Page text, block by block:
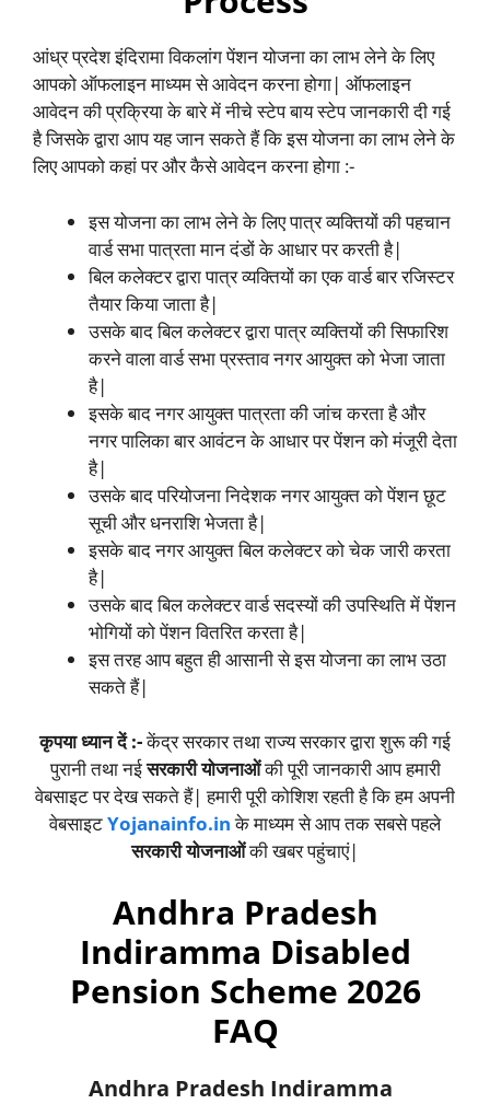
आंध्र प्रदेश इंदिरामा विकलांग पेंशन योजना का लाभ लेने के लिए
आपको ऑफलाइन माध्यम से आवेदन करना होगा| ऑफलाइन
आवेदन की प्रक्रिया के बारे में नीचे स्टेप बाय स्टेप जानकारी दी गई
है जिसके द्वारा आप यह जान सकते हैं कि इस योजना का लाभ लेने के
लिए आपको कहां पर और कैसे आवेदन करना होगा :-
इस योजना का लाभ लेने के लिए पात्र व्यक्तियों की पहचान
वार्ड सभा पात्रता मान दंडों के आधार पर करती है|
बिल कलेक्टर द्वारा पात्र व्यक्तियों का एक वार्ड बार रजिस्टर
तैयार किया जाता है|
उसके बाद बिल कलेक्टर द्वारा पात्र व्यक्तियों की सिफारिश
करने वाला वार्ड सभा प्रस्ताव नगर आयुक्त को भेजा जाता
है|
इसके बाद नगर आयुक्त पात्रता की जांच करता है और
नगर पालिका बार आवंटन के आधार पर पेंशन को मंजूरी देता
है|
उसके बाद परियोजना निदेशक नगर आयुक्त को पेंशन छूट
सूची और धनराशि भेजता है|
इसके बाद नगर आयुक्त बिल कलेक्टर को चेक जारी करता
है|
उसके बाद बिल कलेक्टर वार्ड सदस्यों की उपस्थिति में पेंशन
भोगियों को पेंशन वितरित करता है|
इस तरह आप बहुत ही आसानी से इस योजना का लाभ उठा
सकते हैं|
कृपया ध्यान दें :-केंद्र सरकार तथा राज्य सरकार द्वारा शुरू की गई
पुरानी तथा नईसरकारी योजनाओंकी पूरी जानकारी आप हमारी
वेबसाइट पर देख सकते हैं| हमारी पूरी कोशिश रहती है कि हम अपनी
वेबसाइटYojanainfo.inके माध्यम से आप तक सबसे पहले
सरकारी योजनाओंकी खबर पहुंचाएं|
Andhra Pradesh
Indiramma Disabled
Pension Scheme 2026
FAQ
Andhra Pradesh Indiramma